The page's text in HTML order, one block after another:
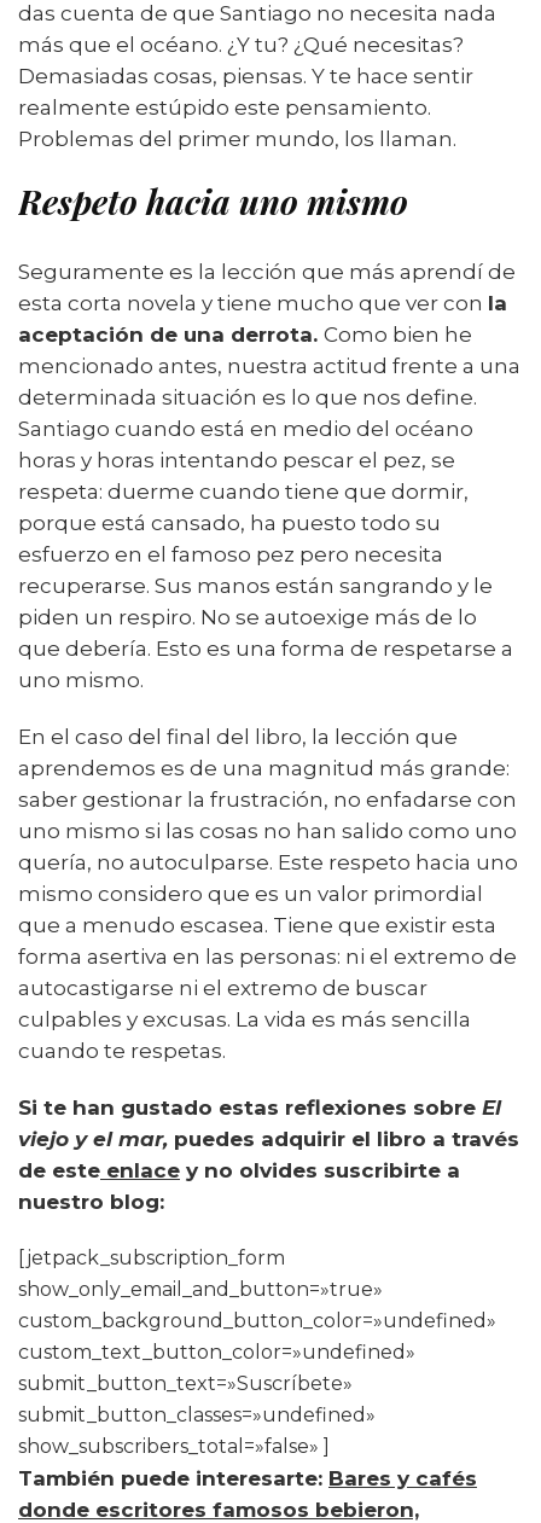
das cuenta de que Santiago no necesita nada
más que el océano. ¿Y tu? ¿Qué necesitas?
Demasiadas cosas, piensas. Y te hace sentir
realmente estúpido este pensamiento.
Problemas del primer mundo, los llaman.
Respeto hacia uno mismo
Seguramente es la lección que más aprendí de
esta corta novela y tiene mucho que ver con la
aceptación de una derrota. Como bien he
mencionado antes, nuestra actitud frente a una
determinada situación es lo que nos define.
Santiago cuando está en medio del océano
horas y horas intentando pescar el pez, se
respeta: duerme cuando tiene que dormir,
porque está cansado, ha puesto todo su
esfuerzo en el famoso pez pero necesita
recuperarse. Sus manos están sangrando y le
piden un respiro. No se autoexige más de lo
que debería. Esto es una forma de respetarse a
uno mismo.
En el caso del final del libro, la lección que
aprendemos es de una magnitud más grande:
saber gestionar la frustración, no enfadarse con
uno mismo si las cosas no han salido como uno
quería, no autoculparse. Este respeto hacia uno
mismo considero que es un valor primordial
que a menudo escasea. Tiene que existir esta
forma asertiva en las personas: ni el extremo de
autocastigarse ni el extremo de buscar
culpables y excusas. La vida es más sencilla
cuando te respetas.
Si te han gustado estas reflexiones sobre El
viejo y el mar, puedes adquirir el libro a través
de este enlace y no olvides suscribirte a
nuestro blog:
[jetpack_subscription_form
show_only_email_and_button=»true»
custom_background_button_color=»undefined»
custom_text_button_color=»undefined»
submit_button_text=»Suscríbete»
submit_button_classes=»undefined»
show_subscribers_total=»false» ]
También puede interesarte: Bares y cafés
donde escritores famosos bebieron,